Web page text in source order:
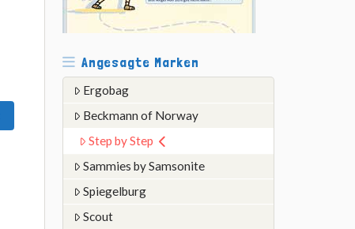
Angesagte Marken
Ergobag
Beckmann of Norway
Step by Step
Sammies by Samsonite
Spiegelburg
Scout